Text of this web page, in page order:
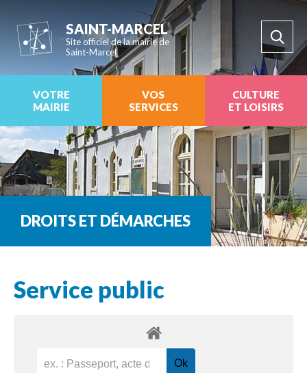
SAINT-MARCEL
Site officiel de la mairie de
Saint-Marcel
VOTRE
MAIRIE
VOS
SERVICES
CULTURE
ET LOISIRS
DROITS ET DÉMARCHES
Service public